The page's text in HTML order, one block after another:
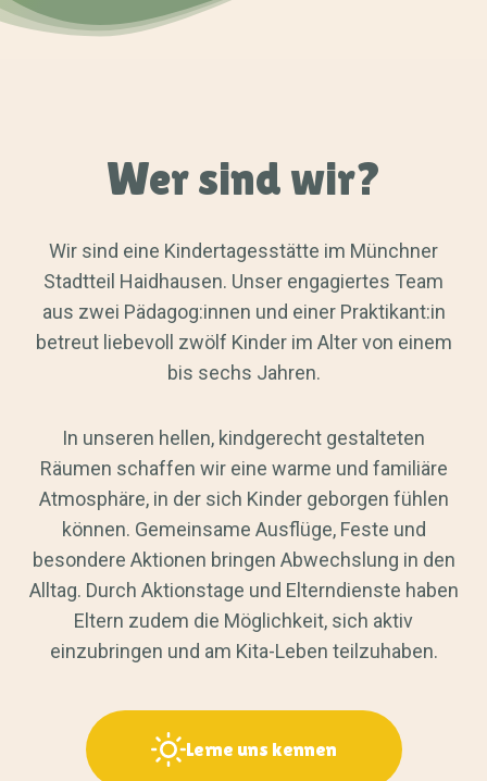
Wer sind wir?
Wir sind eine Kindertagesstätte im Münchner
Stadtteil Haidhausen. Unser engagiertes Team
aus zwei Pädagog:innen und einer Praktikant:in
betreut liebevoll zwölf Kinder im Alter von einem
bis sechs Jahren.
In unseren hellen, kindgerecht gestalteten
Räumen schaffen wir eine warme und familiäre
Atmosphäre, in der sich Kinder geborgen fühlen
können. Gemeinsame Ausflüge, Feste und
besondere Aktionen bringen Abwechslung in den
Alltag. Durch Aktionstage und Elterndienste haben
Eltern zudem die Möglichkeit, sich aktiv
einzubringen und am Kita-Leben teilzuhaben.
Lerne uns kennen